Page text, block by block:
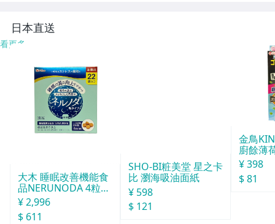
y422
日本直送
看更多
大木 睡眠改善機能食
品NERUNODA 4粒22
袋
¥ 2,996
$ 611
SHO-BI粧美堂 星之卡
比 瀏海吸油面紙
金鳥
廚餘薄
30天分
¥ 398
$ 81